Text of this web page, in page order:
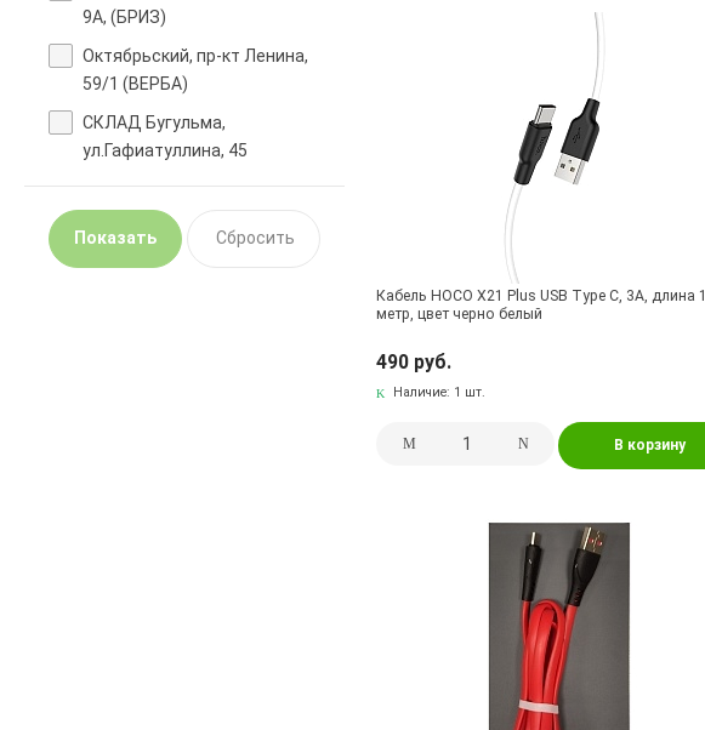
9А, (БРИЗ)
Октябрьский, пр-кт Ленина,
59/1 (ВЕРБА)
СКЛАД Бугульма,
ул.Гафиатуллина, 45
Кабель HOCO X21 Plus USB Type C, 3A, длина 1
метр, цвет черно белый
490 руб.
Наличие: 1 шт.
В корзину